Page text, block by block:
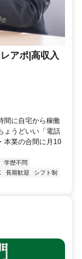
アポ|高収入
間に自宅から稼働
ょうどいい「電話
本業の合間に月10
学歴不問
長期歓迎
シフト制